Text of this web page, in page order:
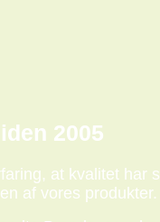
2005
at kvalitet har
af vores produkter.